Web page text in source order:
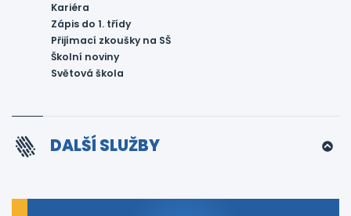
Kariéra
Zápis do 1. třídy
Přijímací zkoušky na SŠ
Školní noviny
Světová škola
DALŠÍ SLUŽBY